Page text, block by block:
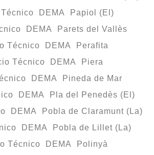
Técnico DEMA Papiol (El)
DEMA Parets del Vallès
Técnico DEMA Perafita
Técnico DEMA Piera
DEMA Pineda de Mar
DEMA Pla del Penedès (El)
DEMA Pobla de Claramunt (La)
DEMA Pobla de Lillet (La)
Técnico DEMA Polinyà